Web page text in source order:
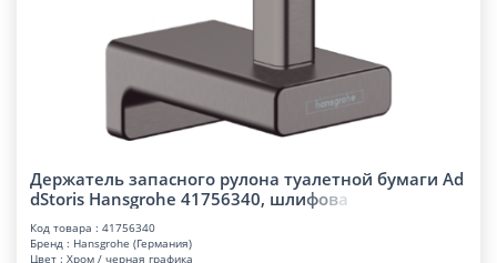
Держатель запасного рулона туалетной бумаги Ad
dStoris Hansgrohe 41756340, шлифова
Код товара : 41756340
Бренд : Hansgrohe (Германия)
Цвет : Хром / черная графика